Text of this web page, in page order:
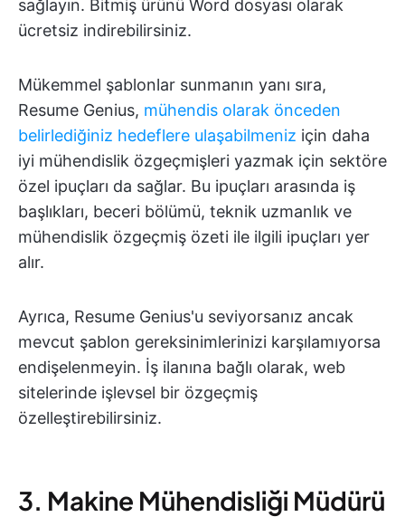
sağlayın. Bitmiş ürünü Word dosyası olarak
ücretsiz indirebilirsiniz.
Mükemmel şablonlar sunmanın yanı sıra,
Resume Genius, mühendis olarak önceden
belirlediğiniz hedeflere ulaşabilmeniz için daha
iyi mühendislik özgeçmişleri yazmak için sektöre
özel ipuçları da sağlar. Bu ipuçları arasında iş
başlıkları, beceri bölümü, teknik uzmanlık ve
mühendislik özgeçmiş özeti ile ilgili ipuçları yer
alır.
Ayrıca, Resume Genius'u seviyorsanız ancak
mevcut şablon gereksinimlerinizi karşılamıyorsa
endişelenmeyin. İş ilanına bağlı olarak, web
sitelerinde işlevsel bir özgeçmiş
özelleştirebilirsiniz.
3. Makine Mühendisliği Müdürü